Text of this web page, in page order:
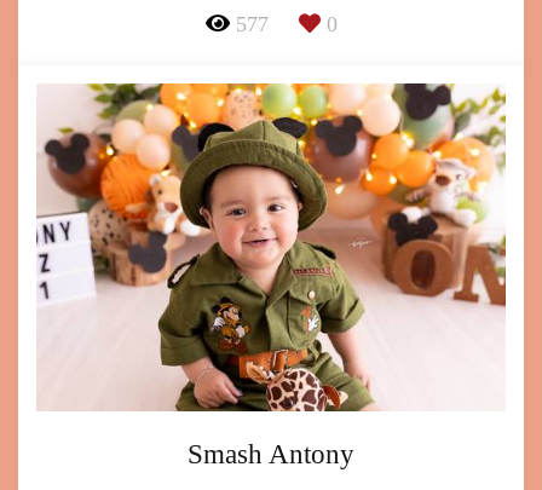
577 0
Smash Antony